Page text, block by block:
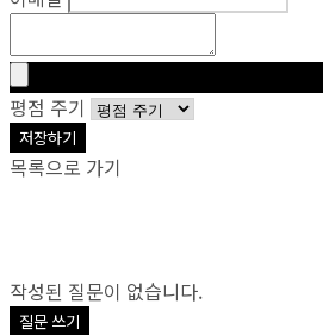
평점 주기
저장하기
목록으로 가기
작성된 질문이 없습니다.
질문 쓰기